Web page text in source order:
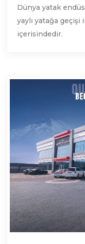
Dünya yatak
yaylı yatağa
içerisindedir.